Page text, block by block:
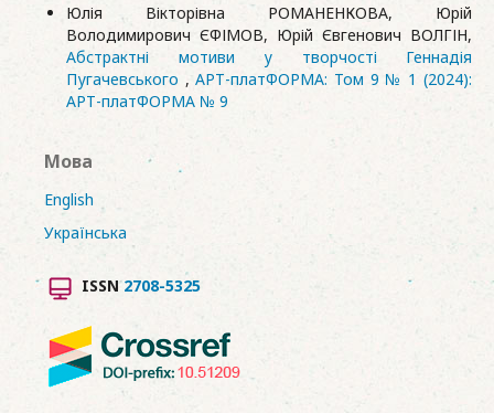
Юлія Вікторівна РОМАНЕНКОВА, Юрій
Володимирович ЄФІМОВ, Юрій Євгенович ВОЛГІН,
Абстрактні мотиви у творчості Геннадія
Пугачевського ,АРТ-платФОРМА: Том 9 № 1 (2024):
АРТ-платФОРМА № 9
Мова
English
Українська
ISSN2708-5325